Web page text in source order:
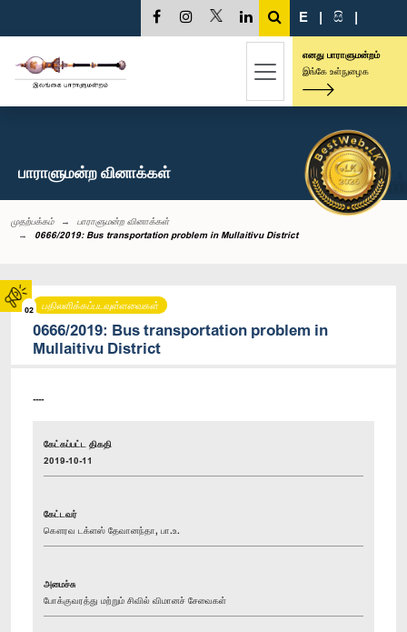
02
E | සි |
எனது பாராளுமன்றம்
இங்கே உள்நுழைக
பாராளுமன்ற வினாக்கள்
முதற்பக்கம்
பாராளுமன்ற வினாக்கள்
0666/2019: Bus transportation problem in Mullaitivu District
பதிலளிக்கப்படவுள்ளவைகள்
0666/2019: Bus transportation problem in
Mullaitivu District
----
கேட்கப்பட்ட திகதி
2019-10-11
கேட்டவர்
கௌரவ டக்ளஸ் தேவானந்தா, பா.உ.
அமைச்சு
போக்குவரத்து மற்றும் சிவில் விமானச் சேவைகள்